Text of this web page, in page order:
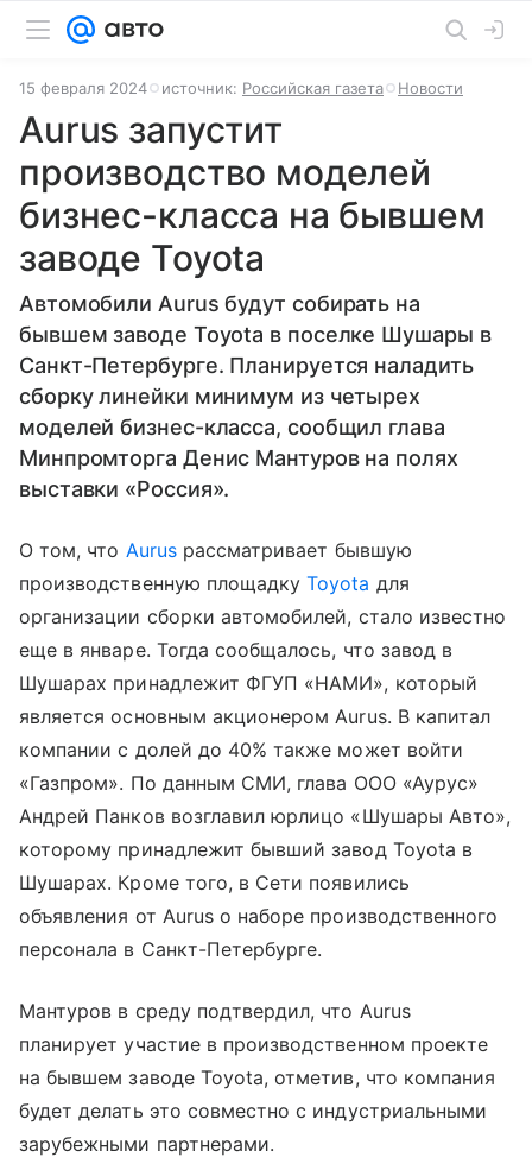
15 февраля 2024 источник: Российская газета Новости
Aurus запустит
производство моделей
бизнес-класса на бывшем
заводе Toyota
Автомобили Aurus будут собирать на
бывшем заводе Toyota в поселке Шушары в
Санкт-Петербурге. Планируется наладить
сборку линейки минимум из четырех
моделей бизнес-класса, сообщил глава
Минпромторга Денис Мантуров на полях
выставки «Россия».
О том, что Aurusрассматривает бывшую
производственную площадкуToyota для
организации сборки автомобилей, стало известно
еще в январе. Тогда сообщалось, что завод в
Шушарах принадлежит ФГУП «НАМИ», который
является основным акционером Aurus. В капитал
компании с долей до 40% также может войти
«Газпром». По данным СМИ, глава ООО «Аурус»
Андрей Панков возглавил юрлицо «Шушары Авто»,
которому принадлежит бывший завод Toyota в
Шушарах. Кроме того, в Сети появились
объявления от Aurus о наборе производственного
персонала в Санкт-Петербурге.
Мантуров в среду подтвердил, что Aurus
планирует участие в производственном проекте
на бывшем заводе Toyota, отметив, что компания
будет делать это совместно с индустриальными
зарубежными партнерами.